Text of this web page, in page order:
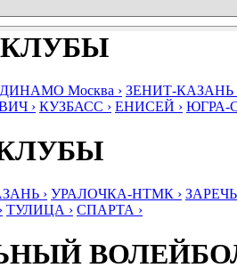
ДИНАМО Москва › ЗЕНИТ-КАЗАНЬ
› КУЗБАСС › ЕНИСЕЙ › ЮГРА-
› УРАЛОЧКА-НТМК ›
ТУЛИЦА › СПАРТА ›